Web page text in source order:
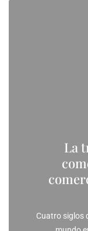
La
Cuatro siglos